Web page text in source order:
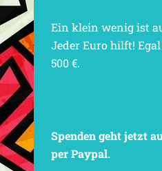
Ein klein wenig ist
Jeder Euro hilft! Egal
500 €.
Spenden geht jetzt
per Paypal.